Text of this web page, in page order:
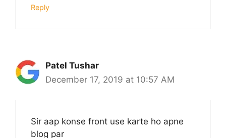
Reply
Patel Tushar
December 17, 2019 at 10:57 AM
Sir aap konse front use karte ho apne
blog par